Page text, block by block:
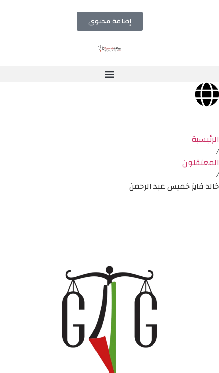
إضافة محتوى
الرئيسية
/
المعتقلون
/
خالد فايز خميس عبد الرحمن